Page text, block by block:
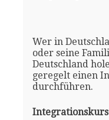
Wer in
oder seine
Deutschland
geregelt einen
durchführen.